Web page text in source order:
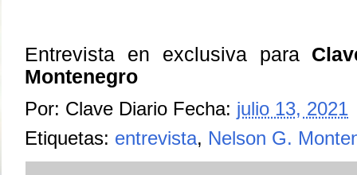
Entrevista en exclusiva para
Montenegro
Por: Clave Diario Fecha: julio 13, 2021
Etiquetas: entrevista, Nelson G.